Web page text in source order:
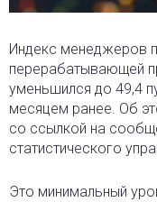
Индекс менеджеров
перерабатывающей
уменьшился до 49,4
месяцем ранее. Об
со ссылкой на
статистического
Это минимальный